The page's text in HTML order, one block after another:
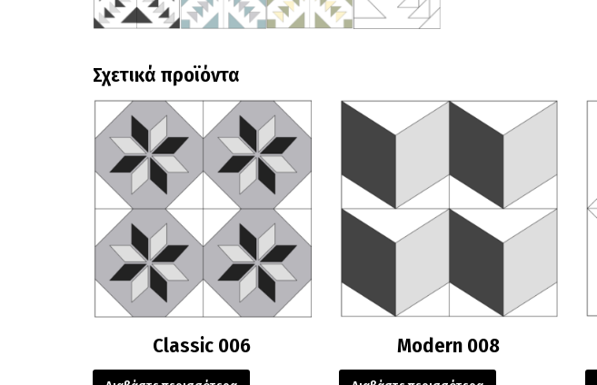
Σχετικά προϊόντα
Classic 006 Modern 008